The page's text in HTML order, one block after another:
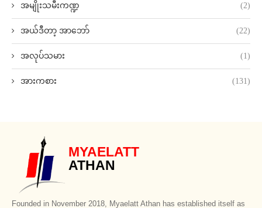
အမျိုးသမီးကဏ္ဍ (2)
အယ်ဒီတာ့ အာဘော် (22)
အလုပ်သမား (1)
အားကစား (131)
MYAELATT
ATHAN
Founded in November 2018, Myaelatt Athan has established itself as